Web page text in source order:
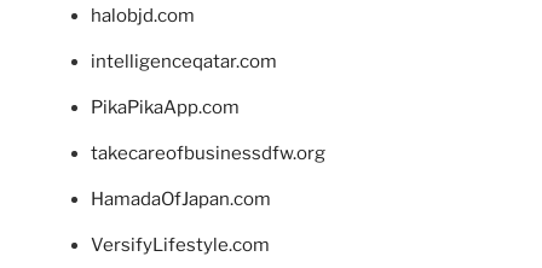
halobjd.com
intelligenceqatar.com
PikaPikaApp.com
takecareofbusinessdfw.org
HamadaOfJapan.com
VersifyLifestyle.com